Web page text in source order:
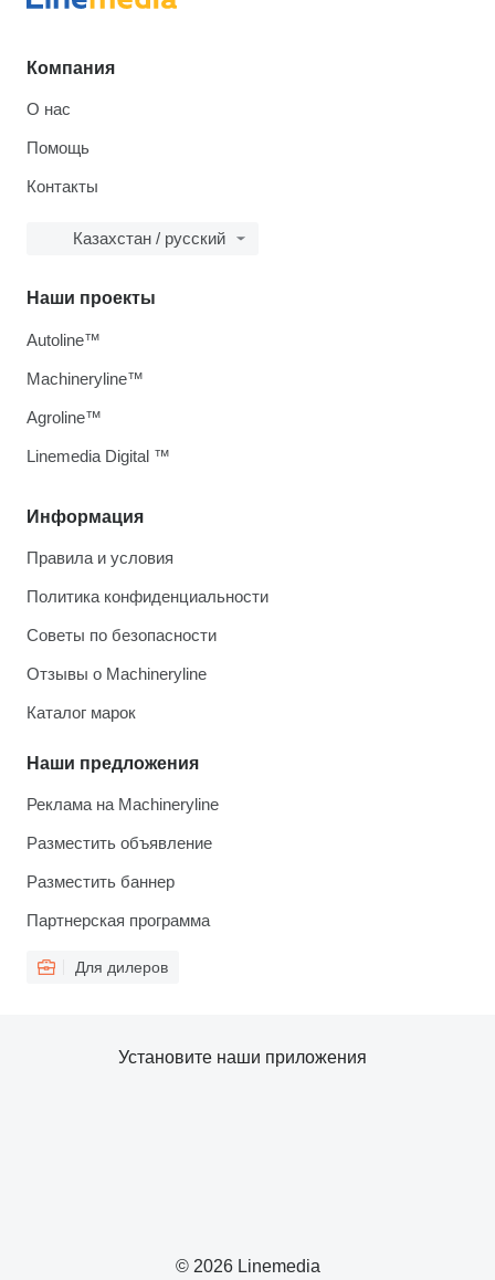
Компания
О нас
Помощь
Контакты
Казахстан / русский
Информация
Правила и условия
Политика конфиденциальности
Советы по безопасности
Отзывы о Machineryline
Каталог марок
Наши предложения
Реклама на Machineryline
Разместить объявление
Разместить баннер
Партнерская программа
Для дилеров
Наши проекты
Autoline™
Machineryline™
Agroline™
Linemedia Digital ™
© 2026 Linemedia
Установите наши приложения